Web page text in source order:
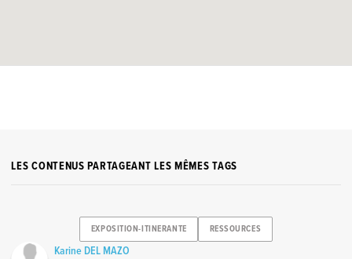
LES CONTENUS PARTAGEANT LES MÊMES TAGS
EXPOSITION-ITINERANTE RESSOURCES
Karine DEL MAZO